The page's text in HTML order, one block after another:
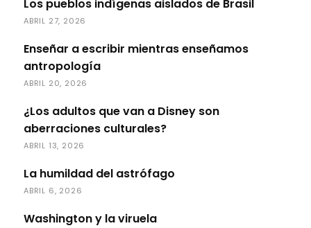
Los pueblos indígenas aislados de Brasil
ABRIL 27, 2026
Enseñar a escribir mientras enseñamos
antropología
ABRIL 20, 2026
¿Los adultos que van a Disney son
aberraciones culturales?
ABRIL 13, 2026
La humildad del astrófago
ABRIL 6, 2026
Washington y la viruela